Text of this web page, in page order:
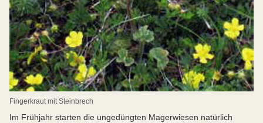
Fingerkraut mit Steinbrech
Im Frühjahr starten die ungedüngten Magerwiesen natürlich